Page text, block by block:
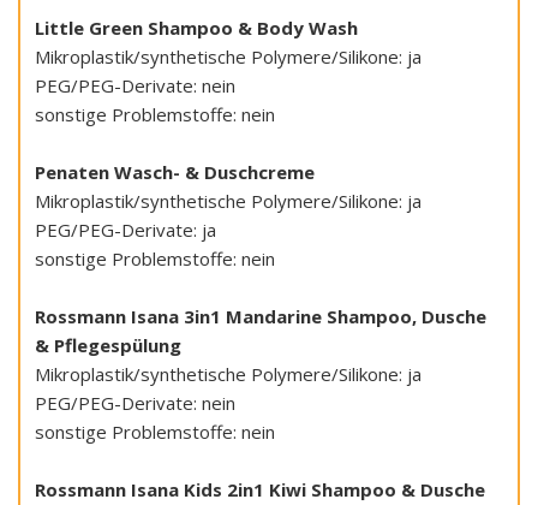
Little Green Shampoo & Body Wash
Mikroplastik/synthetische Polymere/Silikone: ja
PEG/PEG-Derivate: nein
sonstige Problemstoffe: nein
Penaten Wasch- & Duschcreme
Mikroplastik/synthetische Polymere/Silikone: ja
PEG/PEG-Derivate: ja
sonstige Problemstoffe: nein
Rossmann Isana 3in1 Mandarine Shampoo, Dusche
& Pflegespülung
Mikroplastik/synthetische Polymere/Silikone: ja
PEG/PEG-Derivate: nein
sonstige Problemstoffe: nein
Rossmann Isana Kids 2in1 Kiwi Shampoo & Dusche